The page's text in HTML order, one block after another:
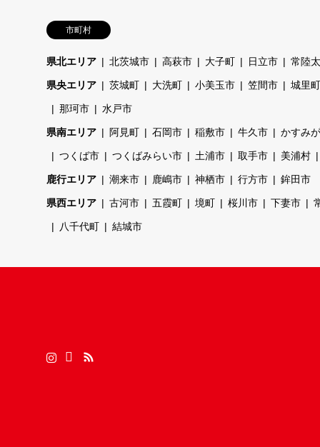
市町村
県北エリア 北茨城市 高萩市 大子町 日立市 常陸
県央エリア 茨城町 大洗町 小美玉市 笠間市 城里町
那珂市 水戸市
県南エリア 阿見町 石岡市 稲敷市 牛久市 かすみ
つくば市 つくばみらい市 土浦市 取手市 美浦村
鹿行エリア 潮来市 鹿嶋市 神栖市 行方市 鉾田市
県西エリア 古河市 五霞町 境町 桜川市 下妻市
八千代町 結城市